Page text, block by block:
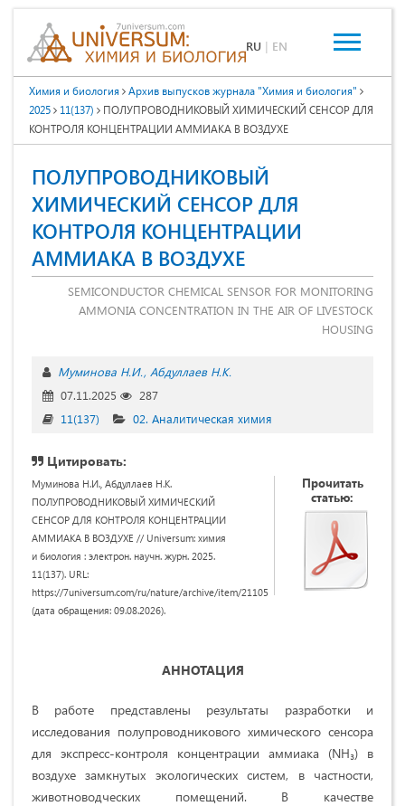
RU | EN
Химия и биология
Архив выпусков журнала "Химия и биология"
2025
11(137)
ПОЛУПРОВОДНИКОВЫЙ ХИМИЧЕСКИЙ СЕНСОР ДЛЯ
КОНТРОЛЯ КОНЦЕНТРАЦИИ АММИАКА В ВОЗДУХЕ
ПОЛУПРОВОДНИКОВЫЙ
ХИМИЧЕСКИЙ СЕНСОР ДЛЯ
КОНТРОЛЯ КОНЦЕНТРАЦИИ
АММИАКА В ВОЗДУХЕ
SEMICONDUCTOR CHEMICAL SENSOR FOR MONITORING
AMMONIA CONCENTRATION IN THE AIR OF LIVESTOCK
HOUSING
Муминова Н.И. Абдуллаев Н.К.
07.11.2025
287
11(137)
02. Аналитическая химия
Цитировать:
Муминова Н.И., Абдуллаев Н.К.
ПОЛУПРОВОДНИКОВЫЙ ХИМИЧЕСКИЙ
СЕНСОР ДЛЯ КОНТРОЛЯ КОНЦЕНТРАЦИИ
АММИАКА В ВОЗДУХЕ // Universum: химия
и биология : электрон. научн. журн. 2025.
11(137). URL:
https://7universum.com/ru/nature/archive/item/21105
(дата обращения: 09.08.2026).
Прочитать
статью:
АННОТАЦИЯ
В работе представлены результаты разработки и
исследования полупроводникового химического сенсора
для экспресс-контроля концентрации аммиака (NH₃) в
воздухе замкнутых экологических систем, в частности,
животноводческих помещений. В качестве